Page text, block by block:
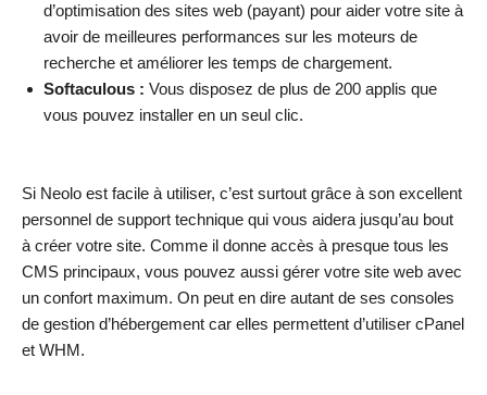
d’optimisation des sites web (payant) pour aider votre site à
avoir de meilleures performances sur les moteurs de
recherche et améliorer les temps de chargement.
Softaculous : Vous disposez de plus de 200 applis que
vous pouvez installer en un seul clic.
Si Neolo est facile à utiliser, c’est surtout grâce à son excellent
personnel de support technique qui vous aidera jusqu’au bout
à créer votre site. Comme il donne accès à presque tous les
CMS principaux, vous pouvez aussi gérer votre site web avec
un confort maximum. On peut en dire autant de ses consoles
de gestion d’hébergement car elles permettent d’utiliser cPanel
et WHM.